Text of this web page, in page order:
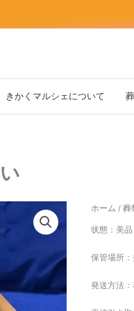
きかくマルシェについて
ホーム /葬
状態：美
保管場所
発送方法
香
の
入
の